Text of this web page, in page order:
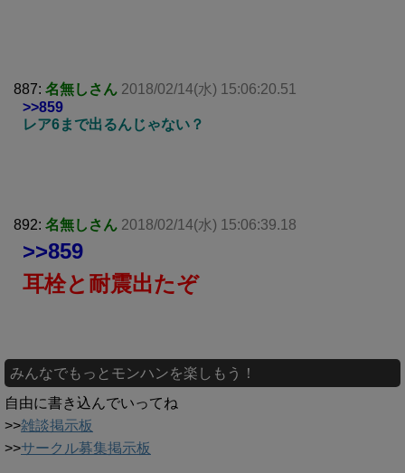
887: 名無しさん 2018/02/14(水) 15:06:20.51
>>859
レア6まで出るんじゃない？
892: 名無しさん 2018/02/14(水) 15:06:39.18
>>859
耳栓と耐震出たぞ
みんなでもっとモンハンを楽しもう！
自由に書き込んでいってね
>>雑談掲示板
>>サークル募集掲示板